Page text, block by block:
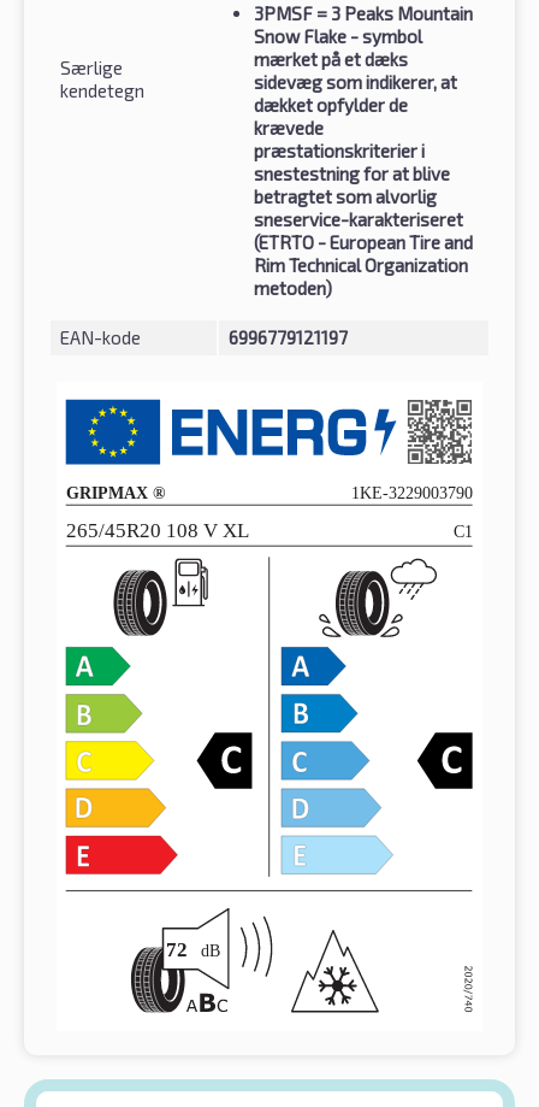
Særlige
kendetegn
3PMSF = 3 Peaks Mountain
Snow Flake - symbol
mærket på et dæks
sidevæg som indikerer, at
dækket opfylder de
krævede
præstationskriterier i
snestestning for at blive
betragtet som alvorlig
sneservice-karakteriseret
(ETRTO - European Tire and
Rim Technical Organization
metoden)
EAN-kode 6996779121197